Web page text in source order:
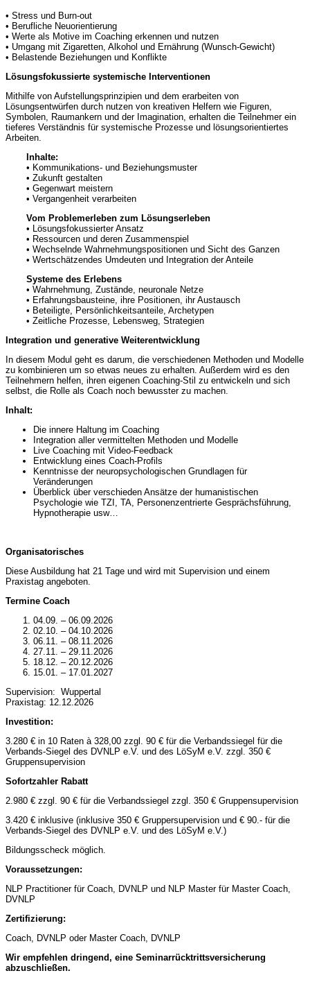
• Stress und Burn-out
• Berufliche Neuorientierung
• Werte als Motive im Coaching erkennen und nutzen
• Umgang mit Zigaretten, Alkohol und Ernährung (Wunsch-Gewicht)
• Belastende Beziehungen und Konflikte
Lösungsfokussierte systemische Interventionen
Mithilfe von Aufstellungsprinzipien und dem erarbeiten von
Lösungsentwürfen durch nutzen von kreativen Helfern wie Figuren,
Symbolen, Raumankern und der Imagination, erhalten die Teilnehmer ein
tieferes Verständnis für systemische Prozesse und lösungsorientiertes
Arbeiten.
Inhalte:
• Kommunikations- und Beziehungsmuster
• Zukunft gestalten
• Gegenwart meistern
• Vergangenheit verarbeiten
Vom Problemerleben zum Lösungserleben
• Lösungsfokussierter Ansatz
• Ressourcen und deren Zusammenspiel
• Wechselnde Wahrnehmungspositionen und Sicht des Ganzen
• Wertschätzendes Umdeuten und Integration der Anteile
Systeme des Erlebens
• Wahrnehmung, Zustände, neuronale Netze
• Erfahrungsbausteine, ihre Positionen, ihr Austausch
• Beteiligte, Persönlichkeitsanteile, Archetypen
• Zeitliche Prozesse, Lebensweg, Strategien
Integration und generative Weiterentwicklung
In diesem Modul geht es darum, die verschiedenen Methoden und Modelle
zu kombinieren um so etwas neues zu erhalten. Außerdem wird es den
Teilnehmern helfen, ihren eigenen Coaching-Stil zu entwickeln und sich
selbst, die Rolle als Coach noch bewusster zu machen.
Inhalt:
Die innere Haltung im Coaching
Integration aller vermittelten Methoden und Modelle
Live Coaching mit Video-Feedback
Entwicklung eines Coach-Profils
Kenntnisse der neuropsychologischen Grundlagen für
Veränderungen
Überblick über verschieden Ansätze der humanistischen
Psychologie wie TZI, TA, Personenzentrierte Gesprächsführung,
Hypnotherapie usw…
Organisatorisches
Diese Ausbildung hat 21 Tage und wird mit Supervision und einem
Praxistag angeboten.
Termine Coach
04.09. – 06.09.2026
02.10. – 04.10.2026
06.11. – 08.11.2026
27.11. – 29.11.2026
18.12. – 20.12.2026
15.01. – 17.01.2027
Supervision: Wuppertal
Praxistag: 12.12.2026
Investition:
3.280 € in 10 Raten à 328,00 zzgl. 90 € für die Verbandssiegel für die
Verbands-Siegel des DVNLP e.V. und des LöSyM e.V. zzgl. 350 €
Gruppensupervision
Sofortzahler Rabatt
2.980 € zzgl. 90 € für die Verbandssiegel zzgl. 350 € Gruppensupervision
3.420 € inklusive (inklusive 350 € Gruppersupervision und € 90.- für die
Verbands-Siegel des DVNLP e.V. und des LöSyM e.V.)
Bildungsscheck möglich.
Voraussetzungen:
NLP Practitioner für Coach, DVNLP und NLP Master für Master Coach,
DVNLP
Zertifizierung:
Coach, DVNLP oder Master Coach, DVNLP
Wir empfehlen dringend, eine Seminarrücktrittsversicherung
abzuschließen.